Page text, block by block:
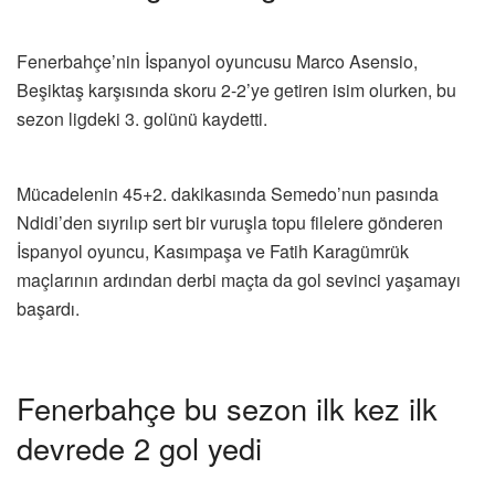
Fenerbahçe’nin İspanyol oyuncusu Marco Asensio,
Beşiktaş karşısında skoru 2-2’ye getiren isim olurken, bu
sezon ligdeki 3. golünü kaydetti.
Mücadelenin 45+2. dakikasında Semedo’nun pasında
Ndidi’den sıyrılıp sert bir vuruşla topu filelere gönderen
İspanyol oyuncu, Kasımpaşa ve Fatih Karagümrük
maçlarının ardından derbi maçta da gol sevinci yaşamayı
başardı.
Fenerbahçe bu sezon ilk kez ilk
devrede 2 gol yedi